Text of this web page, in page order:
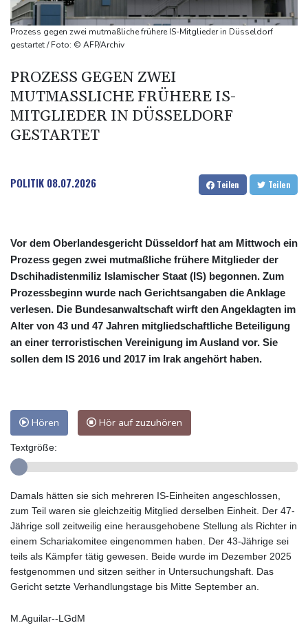
Erdogan reist zu Dreier-Gipfel mit Pakistan nach Saudi-Arabien
58 Soldaten im Jemen bei Huthi-Angriffen getötet - Regierung
kündigt Vergeltung an
Jemen: 38 Soldaten bei Huthi-Angriffen getötet - Regierung
kündigt Vergeltung an
Mindestens zwei Tote bei Bombenexplosion in Kleinbus nahe
Damaskus
Prozess gegen zwei mutmaßliche frühere IS-Mitglieder in Düsseldorf
gestartet / Foto: © AFP/Archiv
PROZESS GEGEN ZWEI
MUTMASSLICHE FRÜHERE IS-M
ITGLIEDER IN DÜSSELDORF G
ESTARTET
POLITIK 08.07.2026 Teilen Teilen
Vor dem Oberlandesgericht Düsseldorf hat am Mittwoch ein
Prozess gegen zwei mutmaßliche frühere Mitglieder der
Dschihadistenmiliz Islamischer Staat (IS) begonnen. Zum
Prozessbeginn wurde nach Gerichtsangaben die Anklage
verlesen. Die Bundesanwaltschaft wirft den Angeklagten im
Alter von 43 und 47 Jahren mitgliedschaftliche Beteiligung
an einer terroristischen Vereinigung im Ausland vor. Sie
sollen dem IS 2016 und 2017 im Irak angehört haben.
Hören Hör auf zuzuhören
Textgröße:
Damals hätten sie sich mehreren IS-Einheiten angeschlossen,
zum Teil waren sie gleichzeitig Mitglied derselben Einheit. Der 47-
Jährige soll zeitweilig eine herausgehobene Stellung als Richter in
einem Schariakomitee eingenommen haben. Der 43-Jährige sei
teils als Kämpfer tätig gewesen. Beide wurde im Dezember 2025
festgenommen und sitzen seither in Untersuchungshaft. Das
Gericht setzte Verhandlungstage bis Mitte September an.
M.Aguilar--LGdM